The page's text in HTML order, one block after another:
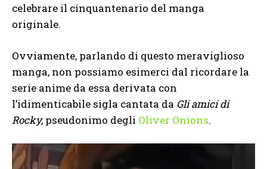
celebrare il cinquantenario del manga
originale.
Ovviamente, parlando di questo meraviglioso
manga, non possiamo esimerci dal ricordare la
serie anime da essa derivata con
l’idimenticabile sigla cantata da Gli amici di
Rocky, pseudonimo degli Oliver Onions.